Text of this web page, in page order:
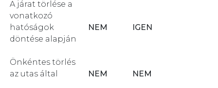
A járat törlése a
vonatkozó
hatóságok
döntése alapján
NEM IGEN
Önkéntes törlés
az utas által
NEM NEM